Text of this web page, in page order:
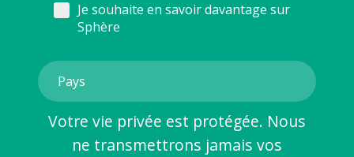
Je souhaite en savoir davantage sur
Sphère
Votre vie privée est protégée. Nous
ne transmettrons jamais vos